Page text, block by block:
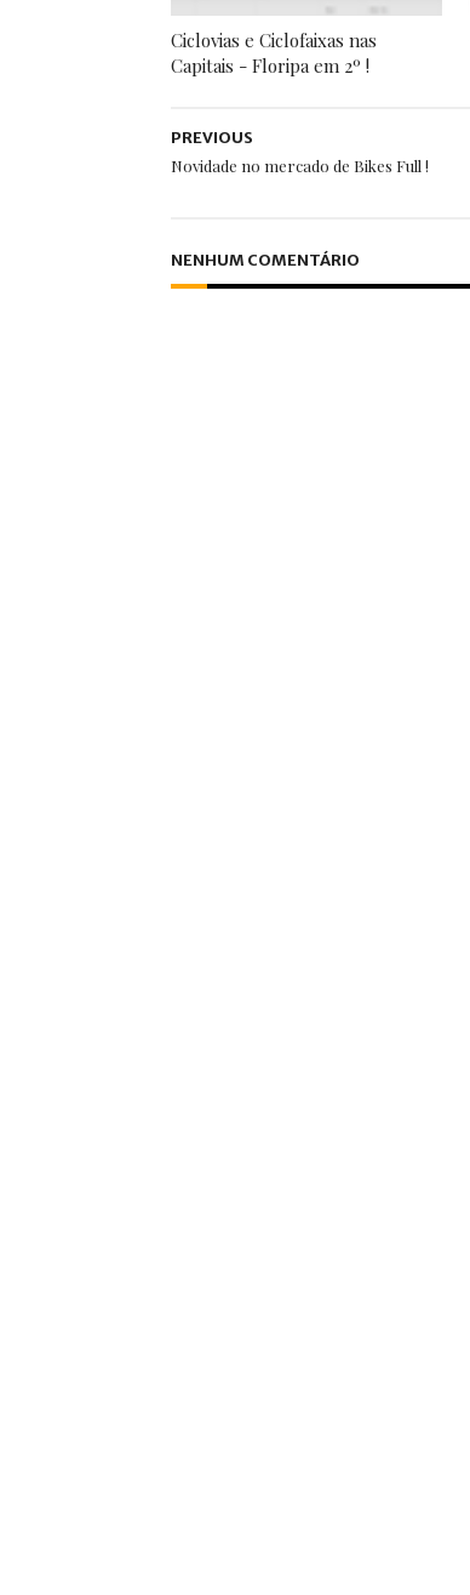
Ciclovias e Ciclofaixas nas
Capitais - Floripa em 2º !
PREVIOUS
Novidade no mercado de Bikes Full !
NENHUM COMENTÁRIO